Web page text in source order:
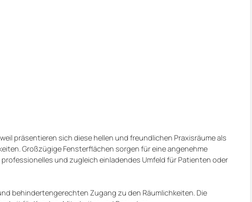
präsentieren sich diese hellen und freundlichen Praxisräume als
Großzügige Fensterflächen sorgen für eine angenehme
und zugleich einladendes Umfeld für Patienten oder
behindertengerechten Zugang zu den Räumlichkeiten. Die